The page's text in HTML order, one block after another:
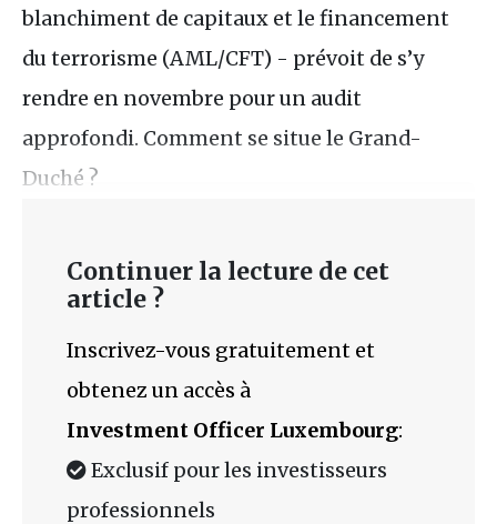
blanchiment de capitaux et le financement
du terrorisme (AML/CFT) - prévoit de s’y
rendre en novembre pour un audit
approfondi. Comment se situe le Grand-
Duché ?
Continuer la lecture de cet
article ?
Inscrivez-vous gratuitement et
obtenez un accès à
Investment Officer Luxembourg:
Exclusif pour les investisseurs
professionnels